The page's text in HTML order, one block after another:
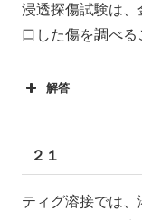
浸透探傷試験は、
口した傷を調べる
解答
２１
ティグ溶接では